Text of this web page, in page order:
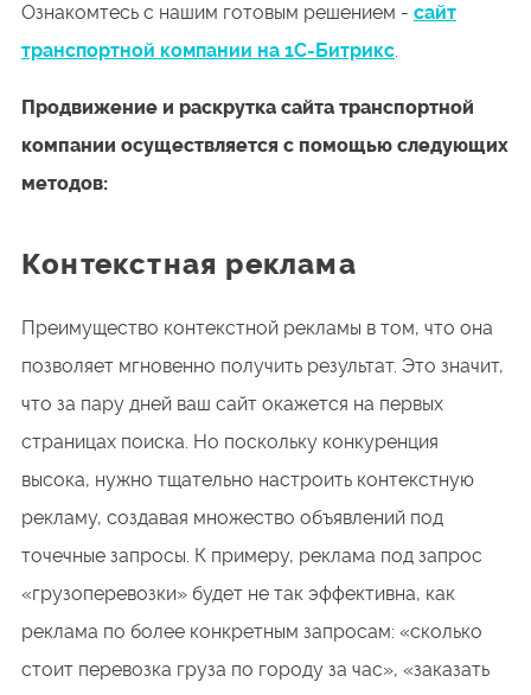
Ознакомтесь с нашим готовым решением - сайт
транспортной компании на 1С-Битрикс.
Продвижение и раскрутка сайта транспортной
компании осуществляется с помощью следующих
методов:
Контекстная реклама
Преимущество контекстной рекламы в том, что она
позволяет мгновенно получить результат. Это значит,
что за пару дней ваш сайт окажется на первых
страницах поиска. Но поскольку конкуренция
высока, нужно тщательно настроить контекстную
рекламу, создавая множество объявлений под
точечные запросы. К примеру, реклама под запрос
«грузоперевозки» будет не так эффективна, как
реклама по более конкретным запросам: «сколько
стоит перевозка груза по городу за час», «заказать